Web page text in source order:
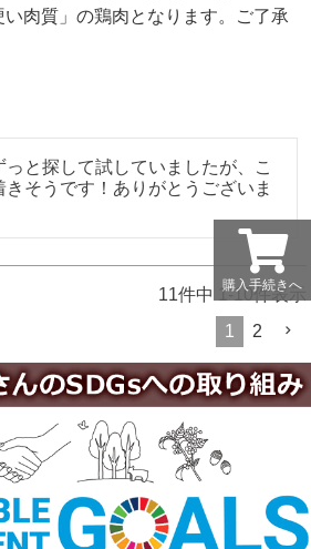
肉質」の鶏肉となります。ご了承
と探して試していましたが、こ
そうです！ありがとうございま
11件中 1-10 件表示
1
2
購入手続きへ